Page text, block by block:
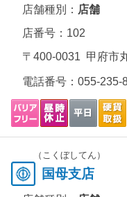
店舗種別： 店舗
店番号：102
〒400-0031 甲府市
電話番号： 055-235-
（こくぼしてん）
国母支店